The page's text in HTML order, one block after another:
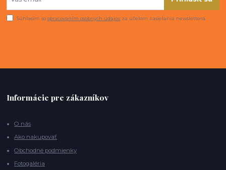
Súhlasím sospracovaním osobných údajov za účelom zasielania newslettera.
Informácie pre zákazníkov
O nás
Ako nakupovať
Obchodné podmienky
Fotogaléria